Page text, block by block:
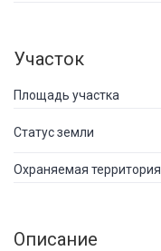
Участок
Площадь участка
Статус земли
Охраняемая территория
Описание